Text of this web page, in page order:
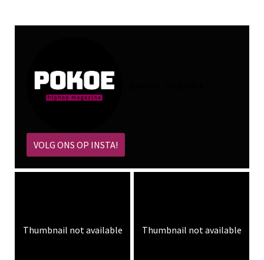
VOLG ONS OP INSTA!
Thumbnail not available Thumbnail not available